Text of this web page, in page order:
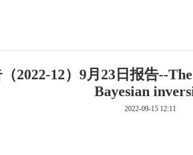
2022-12）9月23日报告--
Bayesian
2022-09-15 12:11